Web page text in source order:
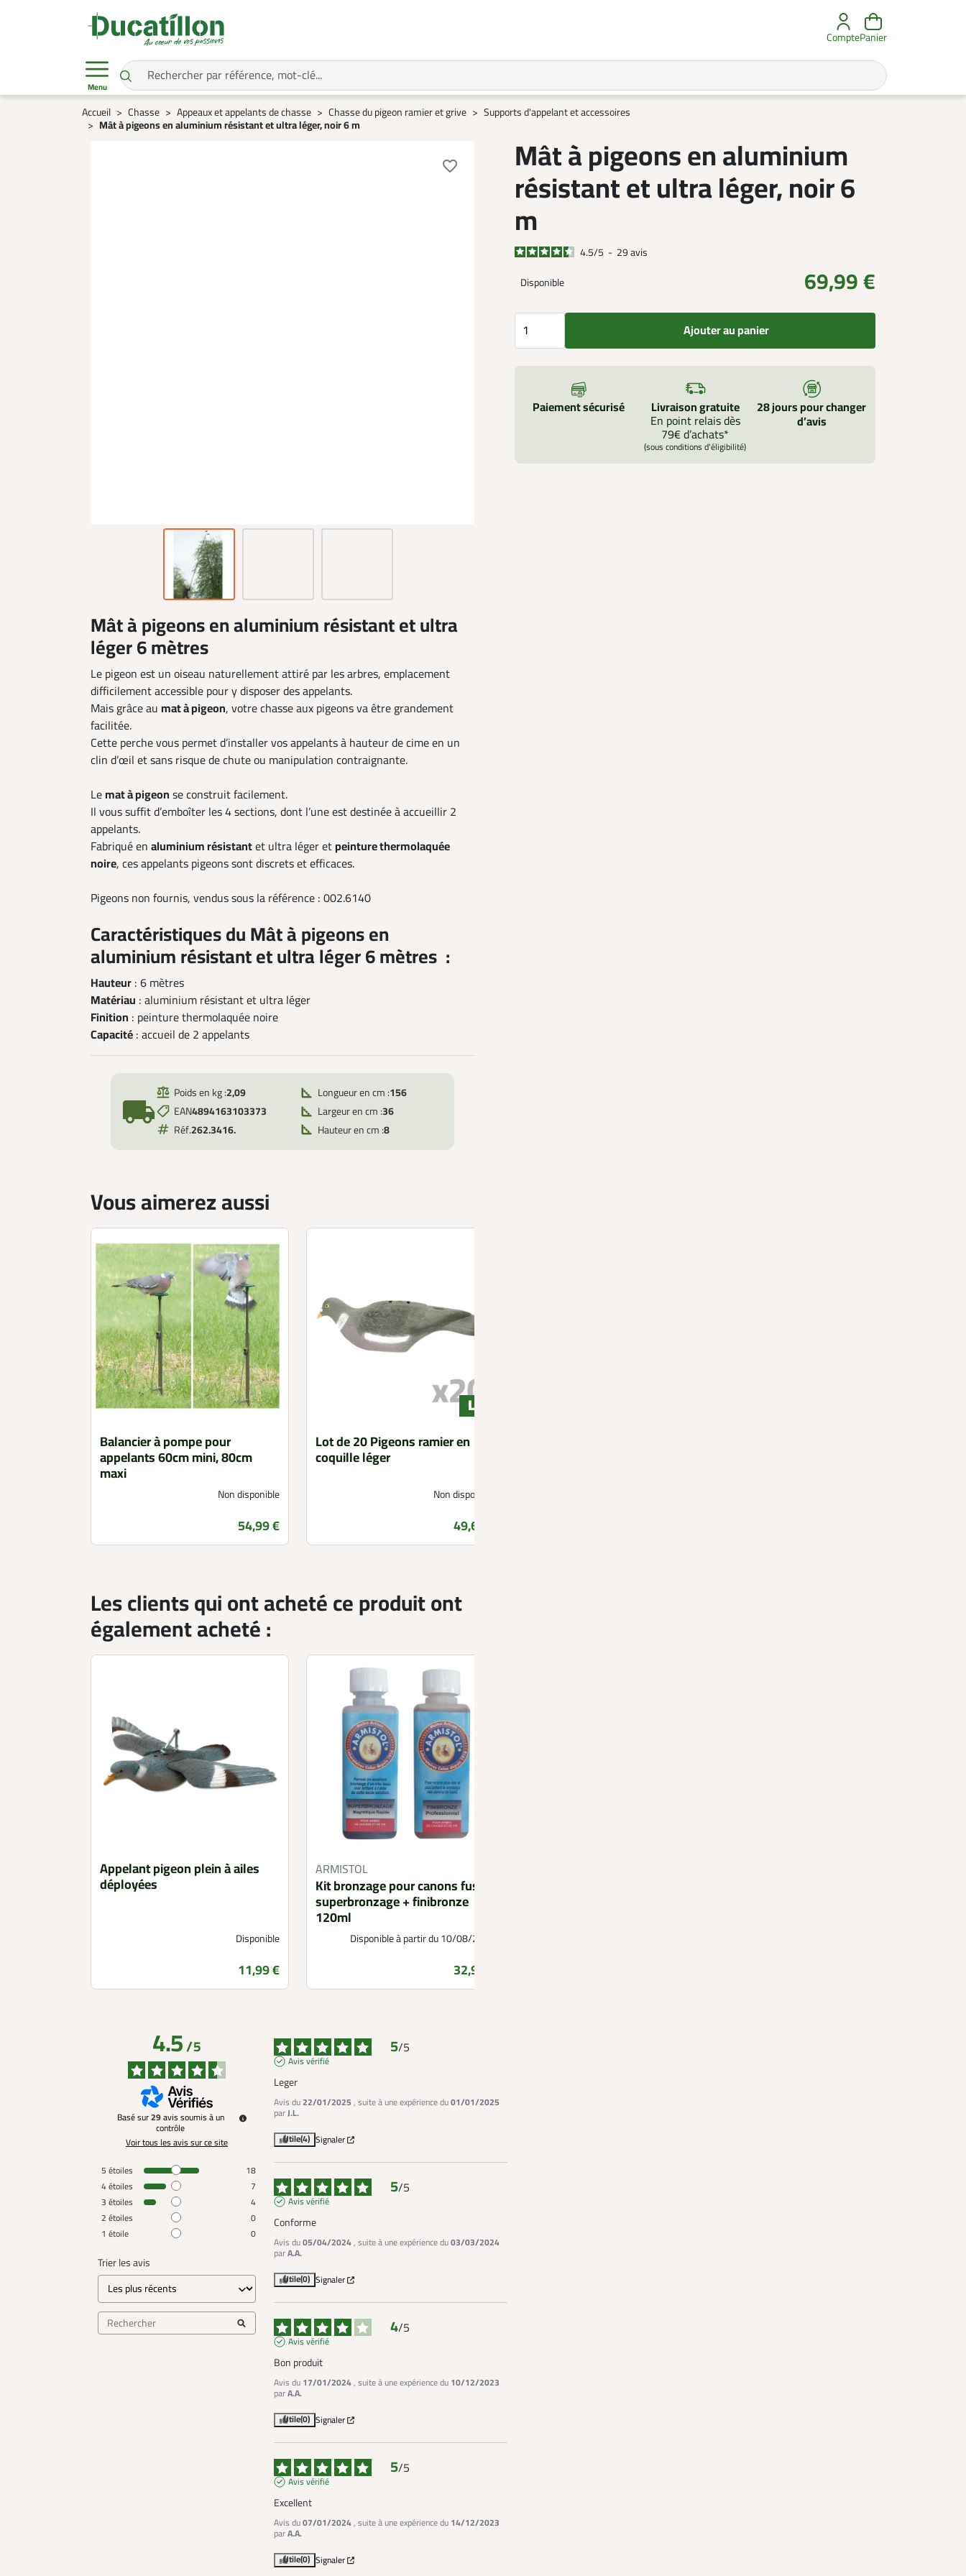
ComptePanier
Menu
Accueil Chasse Appeaux et appelants de chasse Chasse du pigeon ramier et grive
Supports d'appelant et accessoires
Mât à pigeons en aluminium résistant et ultra léger, noir 6 m
favorite_border Mât à pigeons en aluminium
résistant et ultra léger, noir 6
m
4.5/5 - 29avis
Disponible
69,99 €
Ajouter au panier
Paiement sécurisé Livraison gratuite
En point relais dès
79€ d’achats*
(sous conditions d'éligibilité)
28 jours pour changer
d’avis
Mât à pigeons en aluminium résistant et ultra
léger 6 mètres
Le pigeon est un oiseau naturellement attiré par les arbres, emplacement
difficilement accessible pour y disposer des appelants.
Mais grâce au mat à pigeon, votre chasse aux pigeons va être grandement
facilitée.
Cette perche vous permet d’installer vos appelants à hauteur de cime en un
clin d’œil et sans risque de chute ou manipulation contraignante.
Lemat à pigeon se construit facilement.
Il vous suffit d’emboîter les 4 sections, dont l’une est destinée à accueillir 2
appelants.
Fabriqué en aluminium résistantet ultra léger etpeinture thermolaquée
noire, ces appelants pigeons sont discrets et efficaces.
Pigeons non fournis, vendus sous la référence : 002.6140
Caractéristiques du Mât à pigeons en
aluminium résistant et ultra léger 6 mètres :
Hauteur : 6 mètres
Matériau : aluminium résistant et ultra léger
Finition : peinture thermolaquée noire
Capacité : accueil de 2 appelants
local_shipping
Poids en kg :2,09
EAN4894163103373
Réf.262.3416.
Longueur en cm :156
Largeur en cm :36
Hauteur en cm :8
Vous aimerez aussi
Balancier à pompe pour
appelants 60cm mini, 80cm
maxi
Non disponible
Prix
54,99 €
Lot de 20 Pigeons ramier en
coquille léger
Non disponible
Prix
49,60 €
Les clients qui ont acheté ce produit ont
également acheté :
Appelant pigeon plein à ailes
déployées
Disponible
Prix
11,99 €
ARMISTOL
Kit bronzage pour canons fusils
superbronzage + finibronze
120ml
Disponible à partir du 10/08/2026
Prix
32,99 €
4.5/5
Basé sur29avis soumis à un
contrôle
Voir tous les avis sur ce site
5 étoiles
18
4étoiles
7
3 étoiles
4
2 étoiles
0
1 étoile 0
Trier les avis
5/5
Avis vérifié
Leger
Avis du22/01/2025 , suite à une expérience du01/01/2025
parJ.L.
Utile(4) Signaler
5/5
Avis vérifié
Conforme
Avis du05/04/2024, suite à une expérience du03/03/2024
parA.A.
Utile(0) Signaler
4/5
Avis vérifié
Bon produit
Avis du 17/01/2024, suite à une expérience du 10/12/2023
parA.A.
Utile(0) Signaler
5/5
Avis vérifié
Excellent
Avis du07/01/2024, suite à une expérience du 14/12/2023
parA.A.
Utile(0) Signaler